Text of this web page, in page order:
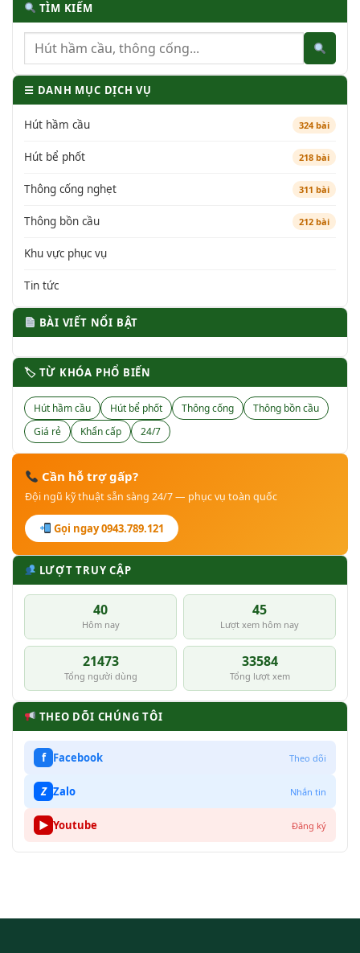
TÌM KIẾM
☰ DANH MỤC DỊCH VỤ
Hút hầm cầu 324 bài
Hút bể phốt 218 bài
Thông cống nghẹt 311 bài
Thông bồn cầu 212 bài
Khu vực phục vụ
Tin tức
BÀI VIẾT NỔI BẬT
🏷 TỪ KHÓA PHỔ BIẾN
Hút hầm cầu Hút bể phốt Thông cống
Thông bồn cầu
Giá rẻ
Khẩn cấp 24/7
Cần hỗ trợ gấp?
Đội ngũ kỹ thuật sẵn sàng 24/7 — phục vụ toàn quốc
Gọi ngay 0943.789.121
LƯỢT TRUY CẬP
40
Hôm nay
45
Lượt xem hôm nay
21473
Tổng người dùng
33584
Tổng lượt xem
THEO DÕI CHÚNG TÔI
f Facebook Theo dõi
Z Zalo Nhắn tin
▶ Youtube Đăng ký